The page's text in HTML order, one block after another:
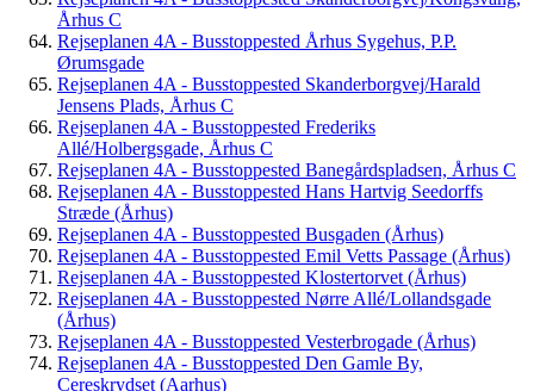
Århus C
Rejseplanen 4A - Busstoppested Århus Sygehus, P.P.
Ørumsgade
Rejseplanen 4A - Busstoppested Skanderborgvej/Harald
Jensens Plads, Århus C
Rejseplanen 4A - Busstoppested Frederiks
Allé/Holbergsgade, Århus C
Rejseplanen 4A - Busstoppested Banegårdspladsen, Århus C
Rejseplanen 4A - Busstoppested Hans Hartvig Seedorffs
Stræde (Århus)
Rejseplanen 4A - Busstoppested Busgaden (Århus)
Rejseplanen 4A - Busstoppested Emil Vetts Passage (Århus)
Rejseplanen 4A - Busstoppested Klostertorvet (Århus)
Rejseplanen 4A - Busstoppested Nørre Allé/Lollandsgade
(Århus)
Rejseplanen 4A - Busstoppested Vesterbrogade (Århus)
Rejseplanen 4A - Busstoppested Den Gamle By,
Cereskrydset (Aarhus)